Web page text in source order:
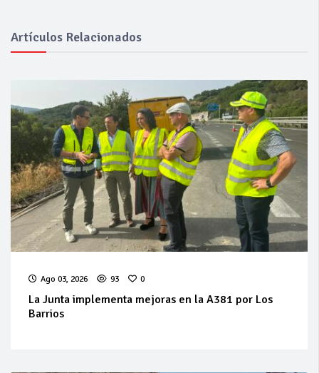
Artículos Relacionados
Ago 03, 2026 93 0
La Junta implementa mejoras en la A381 por Los
Barrios